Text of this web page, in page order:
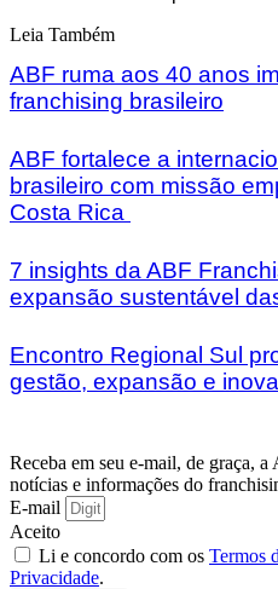
Leia Também
ABF ruma aos 40 anos
franchising brasileiro
ABF fortalece a
brasileiro com missão
Costa Rica
7 insights da ABF
expansão sustentável
Encontro Regional Sul
gestão, expansão e
Receba em seu e-mail, de graça,
notícias e informações do
E-mail
Aceito
Li e concordo com os Termos
Privacidade.